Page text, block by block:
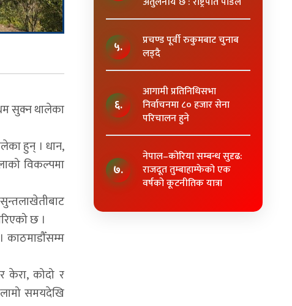
सुक्न थालेका
हुन् । धान,
विकल्पमा
छ ।
काठमाडौँसम्म
केरा, कोदो र
समयदेखि
५.
प्रचण्ड पूर्वी रुकुमबाट चुनाब
लड्दै
६.
आगामी प्रतिनिधिसभा
निर्वाचनमा ८० हजार सेना
परिचालन हुने
७.
नेपाल–कोरिया सम्बन्ध सुदृढ:
राजदूत तुम्बाहाम्फेको एक
वर्षको कूटनीतिक यात्रा